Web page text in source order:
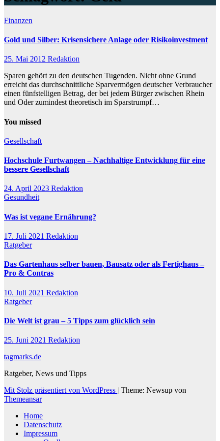
Finanzen
Gold und Silber: Krisensichere Anlage oder Risikoinvestment
25. Mai 2012 Redaktion
Sparen gehört zu den deutschen Tugenden. Nicht ohne Grund
erreicht das durchschnittliche Sparvermögen deutscher Verbraucher
einen fünfstelligen Betrag, der bei jedem Bürger zwischen Rhein
und Oder zumindest theoretisch im Sparstrumpf…
You missed
Gesellschaft
Hochschule Furtwangen – Nachhaltige Entwicklung für eine
bessere Gesellschaft
24. April 2023 Redaktion
Gesundheit
Was ist vegane Ernährung?
17. Juli 2021 Redaktion
Ratgeber
Das Gartenhaus selber bauen, Bausatz oder als Fertighaus –
Pro & Contras
10. Juli 2021 Redaktion
Ratgeber
Die Welt ist grau – 5 Tipps zum glücklich sein
25. Juni 2021 Redaktion
tagmarks.de
Ratgeber, News und Tipps
Mit Stolz präsentiert von WordPress | Theme: Newsup von
Themeansar
Home
Datenschutz
Impressum